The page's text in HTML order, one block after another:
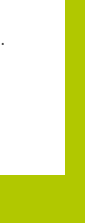
.